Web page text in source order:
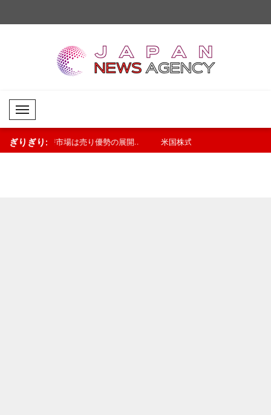
Mobil Menü
ぎりぎり:
の展開.. 米国株式市場は軟調な展開